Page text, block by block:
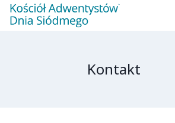
Przejdź
Kontakt